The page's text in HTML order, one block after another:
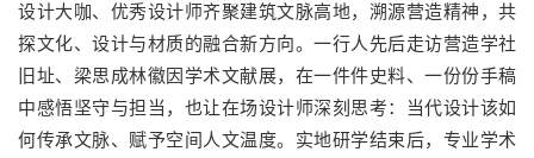
设计大咖、优秀设计师齐聚建筑文脉高地，溯源营造精神，共
探文化、设计与材质的融合新方向。一行人先后走访营造学社
旧址、梁思成林徽因学术文献展，在一件件史料、一份份手稿
中感悟坚守与担当，也让在场设计师深刻思考：当代设计该如
何传承文脉、赋予空间人文温度。实地研学结束后，专业学术